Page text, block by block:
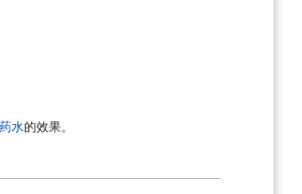
水的效果。